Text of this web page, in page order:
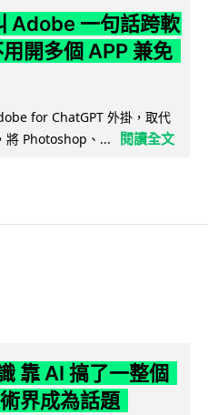
Adobe 一句話跨軟
開多個 APP 兼免
for ChatGPT 外掛，取代
將 Photoshop、...
閱讀全文
靠 AI 搞了一整個
界成為話題